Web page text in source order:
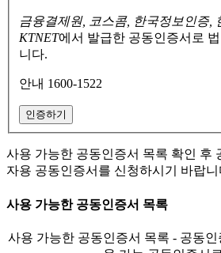
금융결제원, 코스콤, 한국정보인증,
KTNET에서 발급한 공동인증서로
니다.
안내 1600-1522
인증하기
사용 가능한 공동인증서 목록 확인 후
자용 공동인증서를 신청하시기 바랍니
사용 가능한 공동인증서 목록
사용 가능한 공동인증서 목록 - 공동